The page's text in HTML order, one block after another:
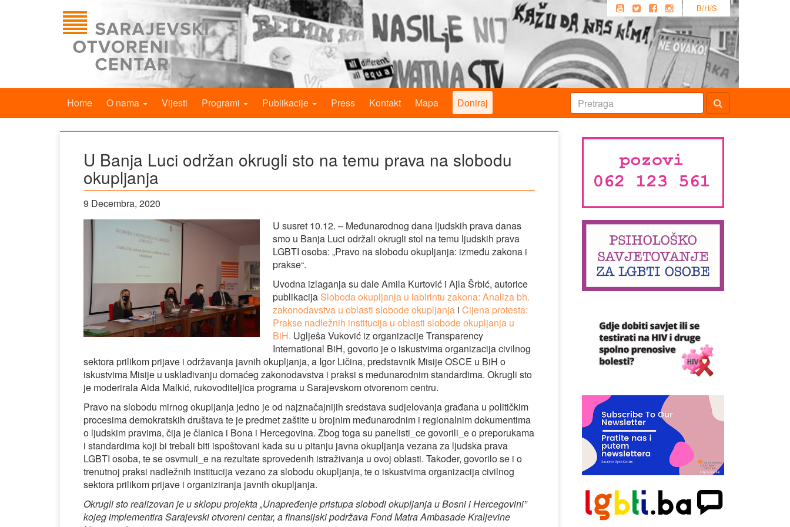
B/H/S
Home O nama Vijesti Programi Publikacije Press Kontakt Mapa Doniraj
U Banja Luci održan okrugli sto na temu prava na slobodu
okupljanja
9 Decembra, 2020
U susret 10.12. – Međunarodnog dana ljudskih prava danas
smo u Banja Luci održali okrugli stol na temu ljudskih prava
LGBTI osoba: „Pravo na slobodu okupljanja: između zakona i
prakse“.
Uvodna izlaganja su dale Amila Kurtović i Ajla Šrbić, autorice
publikacija Sloboda okupljanja u labirintu zakona: Analiza bh.
zakonodavstva u oblasti slobode okupljanja i Cijena protesta:
Prakse nadležnih institucija u oblasti slobode okupljanja u
BiH. Uglješa Vuković iz organizacije Transparency
International BiH, govorio je o iskustvima organizacija civilnog
sektora prilikom prijave i održavanja javnih okupljanja, a Igor Ličina, predstavnik Misije OSCE u BiH o
iskustvima Misije u usklađivanju domaćeg zakonodavstva i praksi s međunarodnim standardima. Okrugli sto
je moderirala Aida Malkić, rukovoditeljica programa u Sarajevskom otvorenom centru.
Pravo na slobodu mirnog okupljanja jedno je od najznačajnijih sredstava sudjelovanja građana u političkim
procesima demokratskih društava te je predmet zaštite u brojnim međunarodnim i regionalnim dokumentima
o ljudskim pravima, čija je članica i Bona i Hercegovina. Zbog toga su panelisti_ce govorili_e o preporukama
i standardima koji bi trebali biti ispoštovani kada su u pitanju javna okupljanja vezana za ljudska prava
LGBTI osoba, te se osvrnuli_e na rezultate sprovedenih istraživanja u ovoj oblasti. Također, govorilo se i o
trenutnoj praksi nadležnih institucija vezano za slobodu okupljanja, te o iskustvima organizacija civilnog
sektora prilikom prijave i organiziranja javnih okupljanja.
Okrugli sto realizovan je u sklopu projekta „Unapređenje pristupa slobodi okupljanja u Bosni i Hercegovini”
kojeg implementira Sarajevski otvoreni centar, a finansijski podržava Fond Matra Ambasade Kraljevine